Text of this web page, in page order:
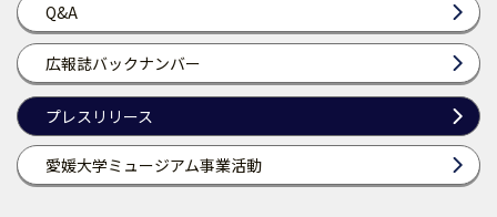
Q&A
広報誌バックナンバー
プレスリリース
愛媛大学ミュージアム事業活動